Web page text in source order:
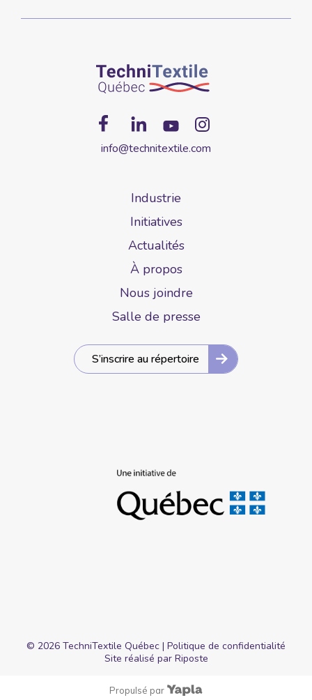
info@technitextile.com
Industrie
Initiatives
Actualités
À propos
Nous joindre
Salle de presse
S’inscrire au répertoire
© 2026 TechniTextile Québec | Politique de confidentialité
Site réalisé par Riposte
Propulsé par